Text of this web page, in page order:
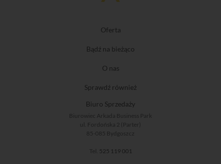
Oferta
Bądź na bieżąco
O nas
Sprawdź również
Biuro Sprzedaży
Biurowiec Arkada Business Park
ul. Fordońska 2 (Parter)
85-085 Bydgoszcz
Tel. 525 119 001